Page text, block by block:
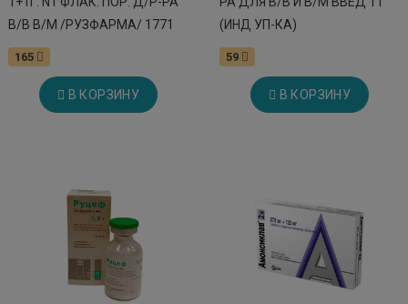
В/В В/М /РУЗФАРМА/ 1771
165
В КОРЗИНУ
(ИНД УП-КА)
59
В КОРЗИНУ